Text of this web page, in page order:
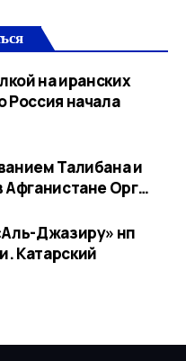
на иранских
Россия начала
Талибана и
Афганистане Орг…
Джазиру» нп
Катарский